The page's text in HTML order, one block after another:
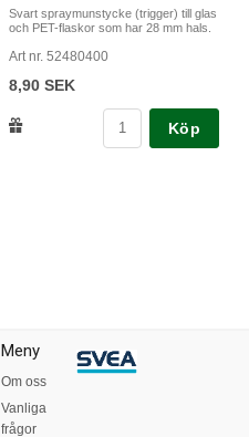
Svart spraymunstycke (trigger) till glas
och PET-flaskor som har 28 mm hals.
Art nr. 52480400
8,90 SEK
Köp
Meny
Om oss
Vanliga
frågor